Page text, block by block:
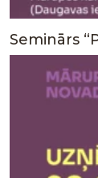
Seminārs